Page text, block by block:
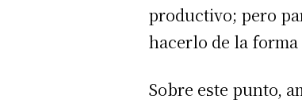
productivo; pero
hacerlo de la forma
Sobre este punto,